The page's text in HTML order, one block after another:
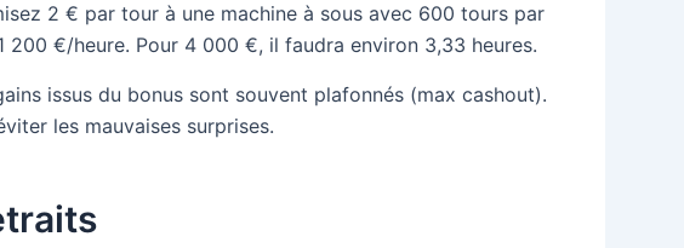
2 € par tour à une machine à sous avec 600 tours par
200 €/heure. Pour 4 000 €, il faudra environ 3,33 heures.
issus du bonus sont souvent plafonnés (max cashout).
les mauvaises surprises.